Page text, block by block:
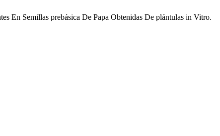
En Semillas prebásica De Papa Obtenidas De plántulas in Vitro.